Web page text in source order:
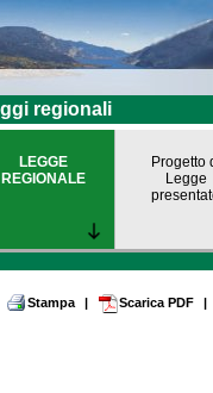
regionali
LEGGE
REGIONALE
Progetto
Legge
Stampa | Scarica PDF |